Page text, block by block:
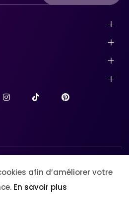
afin d’améliorer votre
En savoir plus